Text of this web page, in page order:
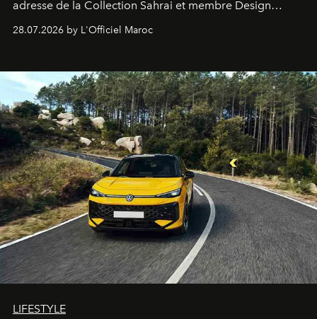
adresse de la Collection Sahrai et membre Design
Pillet promet un lieu de vie complet. On y a déjeuné…
28.07.2026 by L'Officiel Maroc
LIFESTYLE